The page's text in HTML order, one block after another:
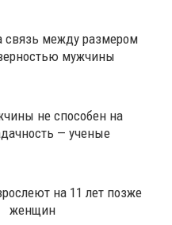
связь между размером
мужчины
не способен на
— ученые
на 11 лет позже
женщин